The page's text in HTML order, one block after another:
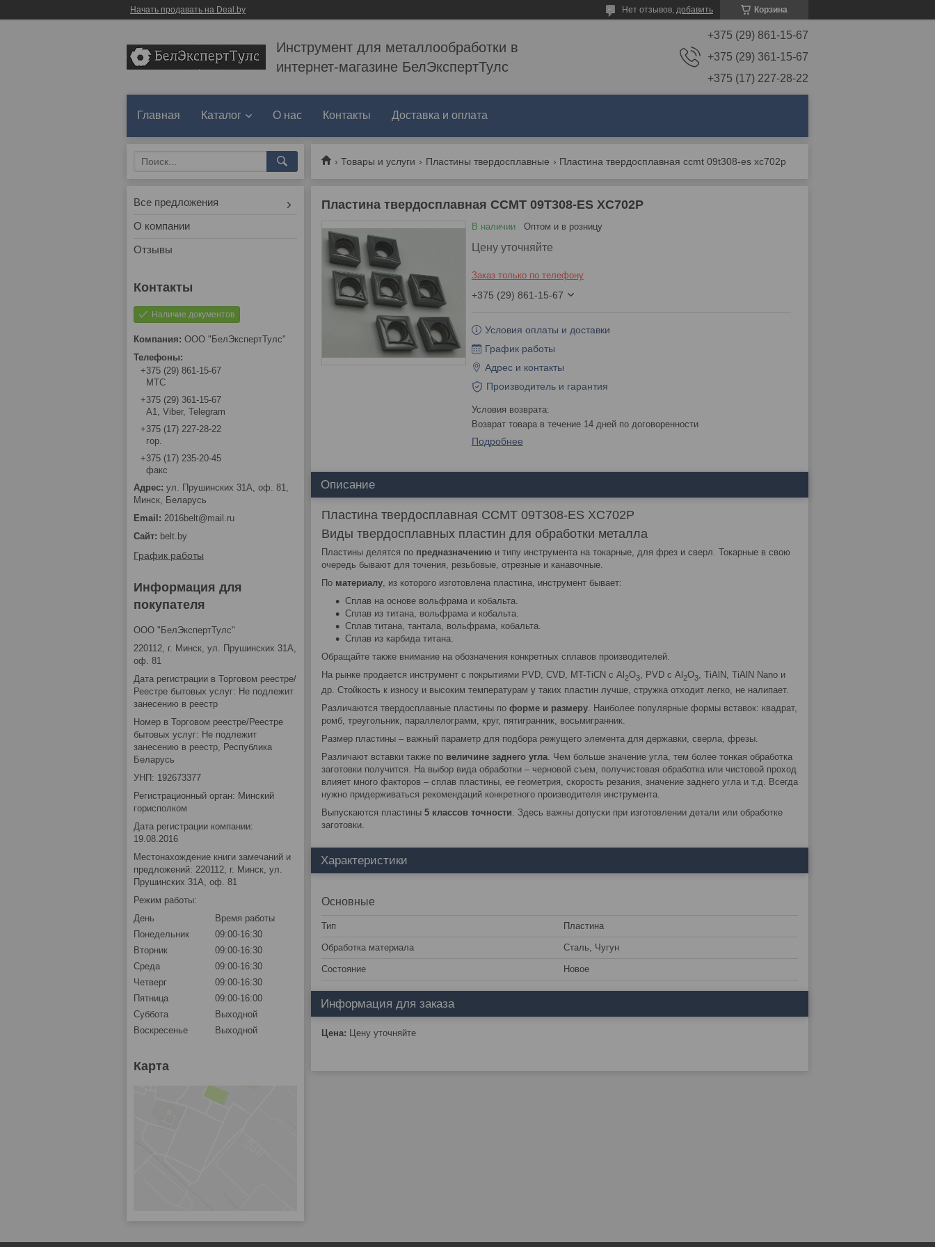
Начать продавать на Deal.by Корзина
Нет отзывов, добавить
Инструмент для металлообработки в
интернет-магазине БелЭкспертТулс
+375 (29) 861-15-67
+375 (29) 361-15-67
+375 (17) 227-28-22
Главная Каталог О нас Контакты Доставка и оплата
Товары и услуги Пластины твердосплавные Пластина твердосплавная ccmt 09t308-es xc702p
Пластина твердосплавная CCMT 09T308-ES XC702P
В наличии Оптом и в розницу
Цену уточняйте
Заказ только по телефону
+375 (29) 861-15-67
Условия оплаты и доставки
График работы
Адрес и контакты
Производитель и гарантия
возврат товара в течение 14 дней по договоренности
Подробнее
Описание
Пластина твердосплавная CCMT 09T308-ES XC702P
Виды твердосплавных пластин для обработки металла
Пластины делятся по предназначению и типу инструмента на токарные, для фрез и сверл. Токарные в свою
очередь бывают для точения, резьбовые, отрезные и канавочные.
По материалу, из которого изготовлена пластина, инструмент бывает:
Сплав на основе вольфрама и кобальта.
Сплав из титана, вольфрама и кобальта.
Сплав титана, тантала, вольфрама, кобальта.
Сплав из карбида титана.
Обращайте также внимание на обозначения конкретных сплавов производителей.
На рынке продается инструмент с покрытиями PVD, CVD, MT-TiCN с Al 2O3, PVD с Al 2O3, TiAlN, TiAlN Nano и
др. Стойкость к износу и высоким температурам у таких пластин лучше, стружка отходит легко, не налипает.
Различаются твердосплавные пластины по форме и размеру . Наиболее популярные формы вставок: квадрат,
ромб, треугольник, параллелограмм, круг, пятигранник, восьмигранник.
Размер пластины – важный параметр для подбора режущего элемента для державки, сверла, фрезы.
Различают вставки также по величине заднего угла . Чем больше значение угла, тем более тонкая обработка
заготовки получится. На выбор вида обработки – черновой съем, получистовая обработка или чистовой проход
влияет много факторов – сплав пластины, ее геометрия, скорость резания, значение заднего угла и т.д. Всегда
нужно придерживаться рекомендаций конкретного производителя инструмента.
Выпускаются пластины 5 классов точности . Здесь важны допуски при изготовлении детали или обработке
заготовки.
Характеристики
Основные
Тип Пластина
Обработка материала Сталь, Чугун
Состояние Новое
Информация для заказа
Цена: Цену уточняйте
Все предложения
О компании
Отзывы
Наличие документов
ООО "БелЭкспертТулс"
+375 (29) 861-15-67
МТС
+375 (29) 361-15-67
А1, Viber, Telegram
+375 (17) 227-28-22
гор.
+375 (17) 235-20-45
факс
ул. Прушинских 31А, оф. 81,
Минск, Беларусь
2016belt@mail.ru
belt.by
График работы
Информация для
покупателя
ООО "БелЭкспертТулс"
220112, г. Минск, ул. Прушинских 31А,
оф. 81
Дата регистрации в Торговом реестре/
Реестре бытовых услуг: Не подлежит
занесению в реестр
Номер в Торговом реестре/Реестре
бытовых услуг: Не подлежит
занесению в реестр, Республика
Беларусь
УНП: 192673377
Регистрационный орган: Минский
горисполком
Дата регистрации компании:
19.08.2016
Местонахождение книги замечаний и
предложений: 220112, г. Минск, ул.
Прушинских 31А, оф. 81
Режим работы:
День
Время работы
Понедельник
09:00-16:30
Вторник
09:00-16:30
Среда
09:00-16:30
Четверг
09:00-16:30
Пятница
09:00-16:00
Суббота
Выходной
Воскресенье
Выходной
Карта